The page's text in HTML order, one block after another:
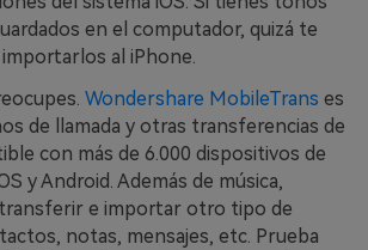
en el computador, quizá te
al iPhone.
Wondershare MobileTrans es
de llamada y otras transferencias de
con más de 6.000 dispositivos de
y Android. Además de música,
e importar otro tipo de
notas, mensajes, etc. Prueba